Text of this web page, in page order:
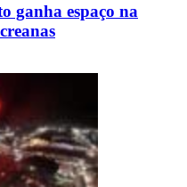
ganha espaço na